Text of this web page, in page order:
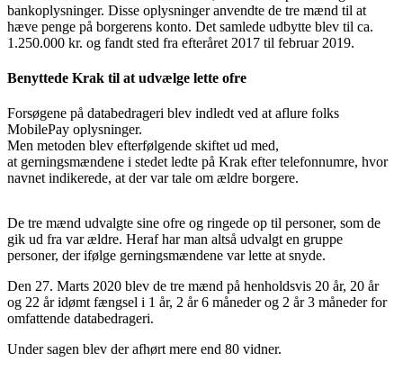
bankoplysninger. Disse oplysninger anvendte de tre mænd til at
hæve penge på borgerens konto. Det samlede udbytte blev til ca.
1.250.000 kr. og fandt sted fra efteråret 2017 til februar 2019.
Benyttede Krak til at udvælge lette ofre
Forsøgene på databedrageri blev indledt ved at aflure folks
MobilePay oplysninger.
Men metoden blev efterfølgende skiftet ud med,
at gerningsmændene i stedet ledte på Krak efter telefonnumre, hvor
navnet indikerede, at der var tale om ældre borgere.
De tre mænd udvalgte sine ofre og ringede op til personer, som de
gik ud fra var ældre. Heraf har man altså udvalgt en gruppe
personer, der ifølge gerningsmændene var lette at snyde.
Den 27. Marts 2020 blev de tre mænd på henholdsvis 20 år, 20 år
og 22 år idømt fængsel i 1 år, 2 år 6 måneder og 2 år 3 måneder for
omfattende databedrageri.
Under sagen blev der afhørt mere end 80 vidner.